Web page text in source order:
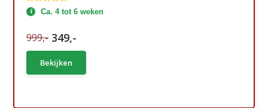
Ca. 4 tot 6 weken
999,- 349,-
Bekijken